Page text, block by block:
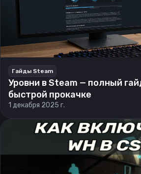
Гайды Steam
Уровни в Steam — полный
быстрой прокачке
1 декабря 2025 г.